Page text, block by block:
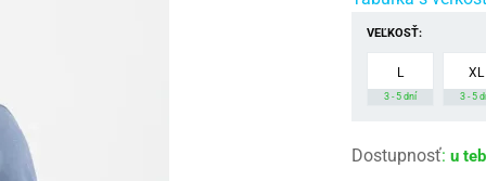
VEĽKOSŤ:
L
3 - 5 dní
XL
3 - 5
Dostupnosť: u